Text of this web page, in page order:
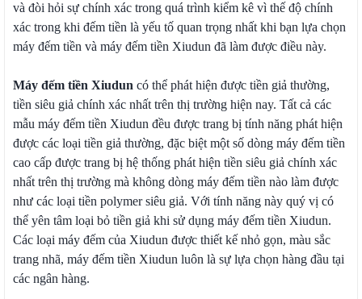
và đòi hỏi sự chính xác trong quá trình kiểm kê vì thế độ chính
xác trong khi đếm tiền là yếu tố quan trọng nhất khi bạn lựa chọn
máy đếm tiền và máy đếm tiền Xiudun đã làm được điều này.
Máy đếm tiền Xiudun có thể phát hiện được tiền giả thường,
tiền siêu giả chính xác nhất trên thị trường hiện nay. Tất cả các
mẫu máy đếm tiền Xiudun đều được trang bị tính năng phát hiện
được các loại tiền giả thường, đặc biệt một số dòng máy đếm tiền
cao cấp được trang bị hệ thống phát hiện tiền siêu giả chính xác
nhất trên thị trường mà không dòng máy đếm tiền nào làm được
như các loại tiền polymer siêu giả. Với tính năng này quý vị có
thể yên tâm loại bỏ tiền giả khi sử dụng máy đếm tiền Xiudun.
Các loại máy đếm của Xiudun được thiết kế nhỏ gọn, màu sắc
trang nhã, máy đếm tiền Xiudun luôn là sự lựa chọn hàng đầu tại
các ngân hàng.